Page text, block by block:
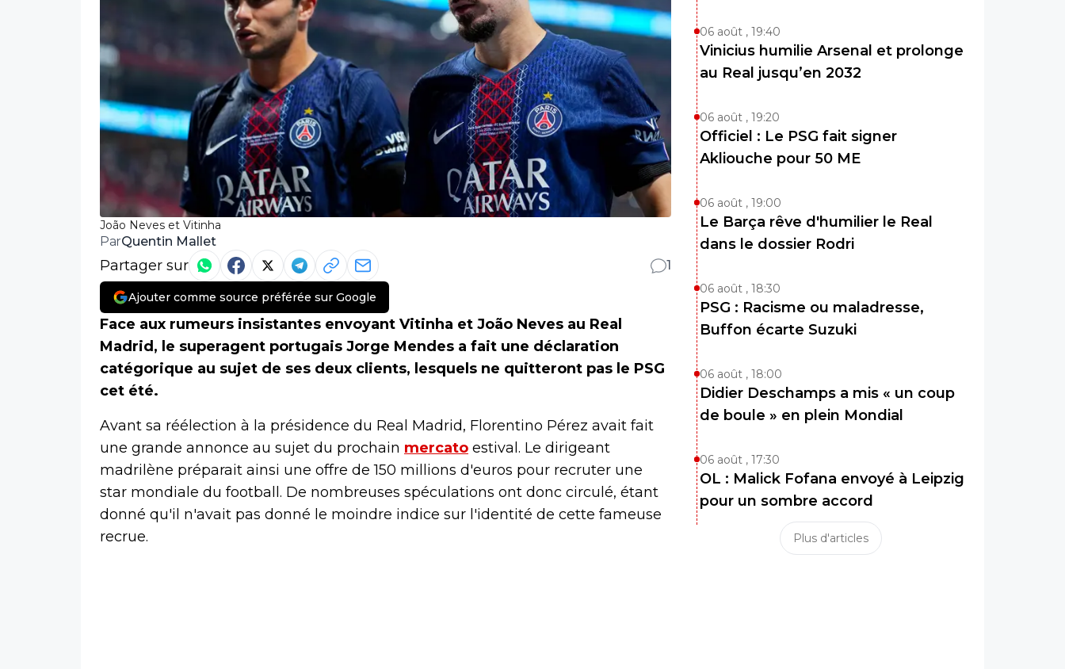
João Neves et Vitinha
ParQuentin Mallet
Partager sur 1
Ajouter comme source préférée sur Google
Face aux rumeurs insistantes envoyant Vitinha et João Neves au Real
Madrid, le superagent portugais Jorge Mendes a fait une déclaration
catégorique au sujet de ses deux clients, lesquels ne quitteront pas le PSG
cet été.
Avant sa réélection à la présidence du Real Madrid, Florentino Pérez avait fait
une grande annonce au sujet du prochain mercato estival. Le dirigeant
madrilène préparait ainsi une offre de 150 millions d'euros pour recruter une
star mondiale du football. De nombreuses spéculations ont donc circulé, étant
donné qu'il n'avait pas donné le moindre indice sur l'identité de cette fameuse
recrue.
06 août , 19:40
Vinicius humilie Arsenal et prolonge
au Real jusqu’en 2032
06 août , 19:20
Officiel : Le PSG fait signer
Akliouche pour 50 ME
06 août , 19:00
Le Barça rêve d'humilier le Real
dans le dossier Rodri
06 août , 18:30
PSG : Racisme ou maladresse,
Buffon écarte Suzuki
06 août , 18:00
Didier Deschamps a mis « un coup
de boule » en plein Mondial
06 août , 17:30
OL : Malick Fofana envoyé à Leipzig
pour un sombre accord
Plus d'articles